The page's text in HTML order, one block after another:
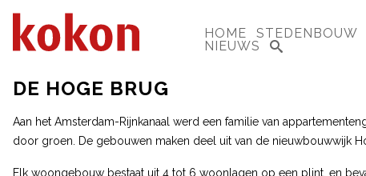
HOME STEDENBOUW
NIEUWS
DE HOGE BRUG
Aan het Amsterdam-Rijnkanaal werd een familie van
door groen. De gebouwen maken deel uit van de nieuwbouwwijk
Elk woongebouw bestaat uit 4 tot 6 woonlagen op een plint, en